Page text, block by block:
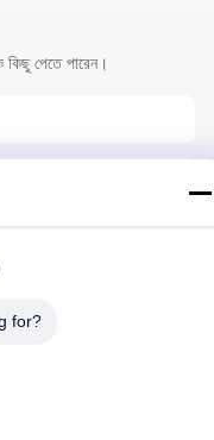
পেতে পারেন।
for?